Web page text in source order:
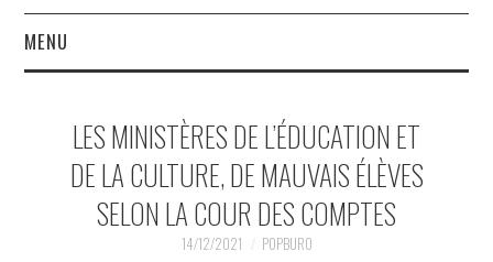
MENU
MUSIQUESACTUELLES.NET
GABBA GABBA HEY !
LES MINISTÈRES DE L’ÉDUCATION ET
DE LA CULTURE, DE MAUVAIS ÉLÈVES
SELON LA COUR DES COMPTES
14/12/2021 POPBURO